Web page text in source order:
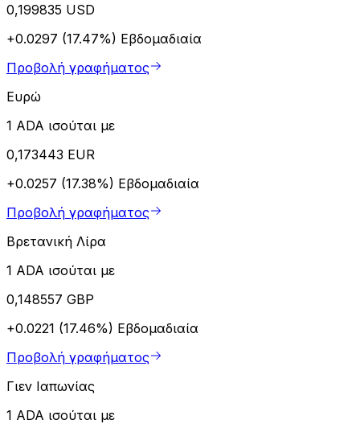
0,199835 USD
+0.0297 (17.47%) Εβδομαδιαία
Προβολή γραφήματος
Ευρώ
1 ADA ισούται με
0,173443 EUR
+0.0257 (17.38%) Εβδομαδιαία
Προβολή γραφήματος
Βρετανική Λίρα
1 ADA ισούται με
0,148557 GBP
+0.0221 (17.46%) Εβδομαδιαία
Προβολή γραφήματος
Γιεν Ιαπωνίας
1 ADA ισούται με